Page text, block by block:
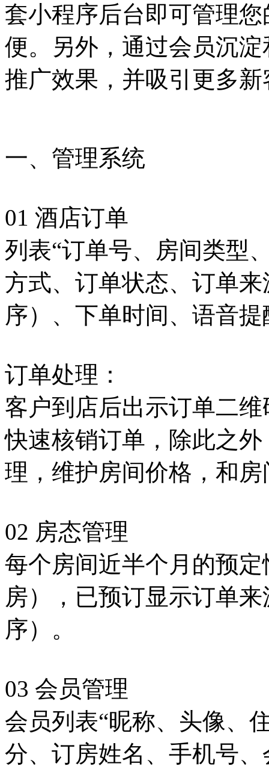
套小程序后台即可管理
便。另外，通过会员沉
推广效果，并吸引更多新
一、管理系统
01 酒店订单
列表“订单号、房间类型
方式、订单状态、订单
序）、下单时间、语音
订单处理：
客户到店后出示订单二
快速核销订单，除此之
理，维护房间价格，和
02 房态管理
每个房间近半个月的预
房），已预订显示订单
序）。
03 会员管理
会员列表“昵称、头像、
分、订房姓名、手机号